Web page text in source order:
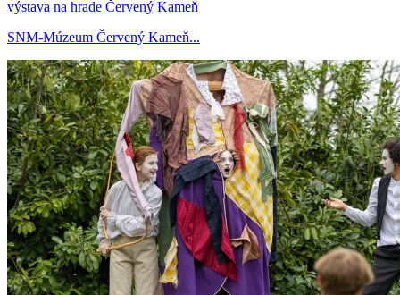
výstava na hrade Červený Kameň
SNM-Múzeum Červený Kameň...